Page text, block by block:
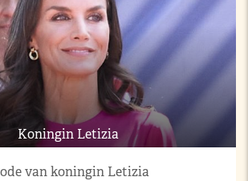
Koningin Letizia
van koningin Letizia